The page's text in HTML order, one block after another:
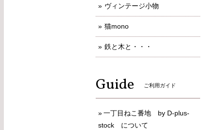
ヴィンテージ小物
猫mono
鉄と木と・・・
Guide ご利用ガイド
一丁目ねこ番地 by D-plus-
stock について